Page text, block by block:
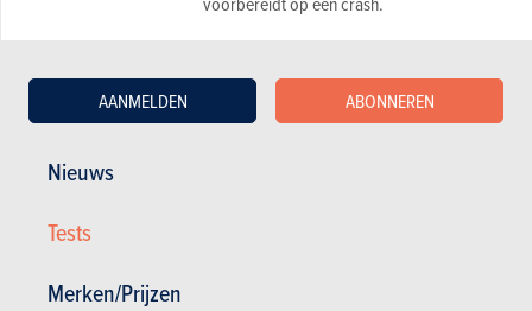
Nieuws
Tests
Merken/Prijzen
AANMELDEN ABONNEREN
15.40
Met de optionele luchtvering is de Q7 e-
Tron uiteraard hypercomfortabel, ook al